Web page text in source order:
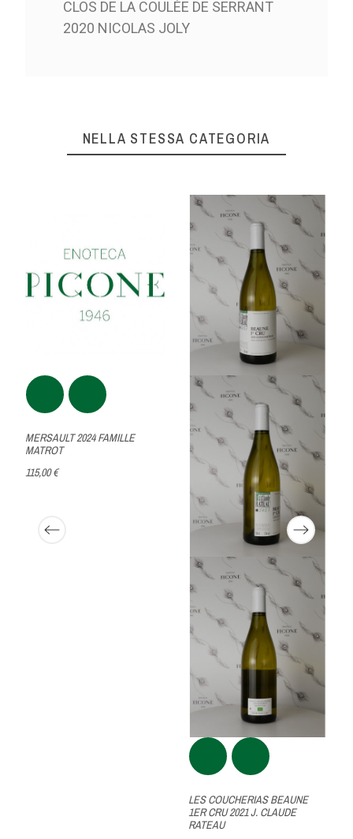
CLOS DE LA COULÉE DE SERRANT
2020 NICOLAS JOLY
NELLA STESSA CATEGORIA
MERSAULT 2024 FAMILLE
MATROT
115,00 €
LES COUCHERIAS BEAUNE
1ER CRU 2021 J. CLAUDE
RATEAU